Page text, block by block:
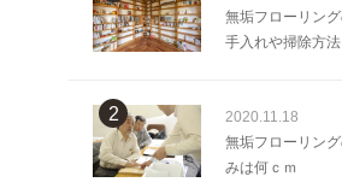
無垢フローリン
手入れや掃除方
2
2020.11.18
無垢フローリン
みは何ｃｍ